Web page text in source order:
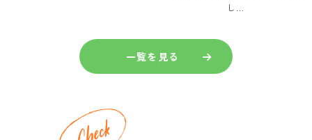
し…
一覧を見る